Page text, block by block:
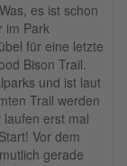
es ist schon
im Park
für eine letzte
Bison Trail.
und ist laut
Trail werden
erst mal
Vor dem
gerade